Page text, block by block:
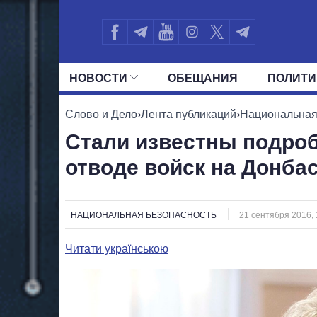
НОВОСТИ ОБЕЩАНИЯ
ВСЕ ПОЛИТИКИ ПРЕЗИДЕНТ И
Слово и Дело›Лента публикаций›
Стали известны
отводе войск на
НАЦИОНАЛЬНАЯ БЕЗОПАСНОСТЬ 21 сентября 2016,
Читати українською